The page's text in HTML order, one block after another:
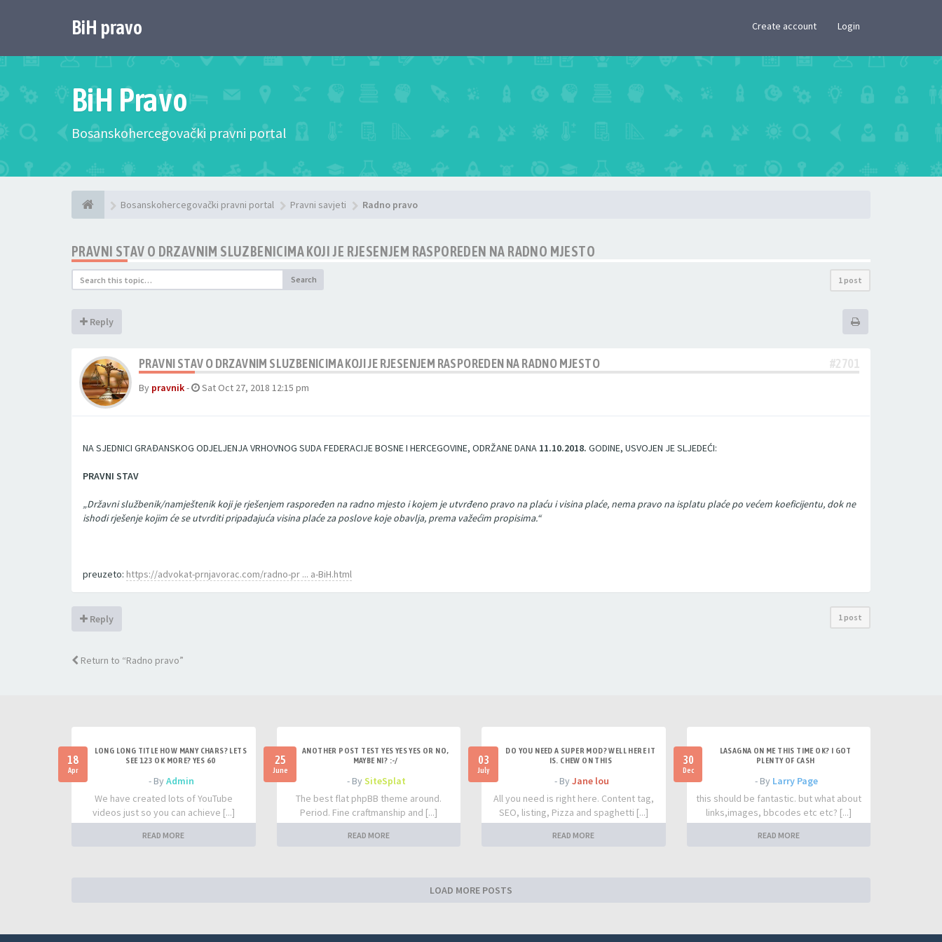
BiH pravo Create account Login
BiH Pravo
Bosanskohercegovački pravni portal
Bosanskohercegovački pravni portal Pravni savjeti Radno pravo
PRAVNI STAV O DRZAVNIM SLUZBENICIMA KOJI JE RJESENJEM RASPOREDEN NA RADNO MJESTO
Search 1 post
Reply
PRAVNI STAV O DRZAVNIM SLUZBENICIMA KOJI JE RJESENJEM RASPOREDEN NA RADNO MJESTO #2701
By pravnik- Sat Oct 27, 2018 12:15 pm
NA SJEDNICI GRAĐANSKOG ODJELJENJA VRHOVNOG SUDA FEDERACIJE BOSNE I HERCEGOVINE, ODRŽANE DANA 11.10.2018. GODINE, USVOJEN JE SLJEDEĆI:
PRAVNI STAV
„Državni službenik/namještenik koji je rješenjem raspoređen na radno mjesto i kojem je utvrđeno pravo na plaću i visina plaće, nema pravo na isplatu plaće po većem koeficijentu, dok ne
ishodi rješenje kojim će se utvrditi pripadajuća visina plaće za poslove koje obavlja, prema važećim propisima.“
preuzeto: https://advokat-prnjavorac.com/radno-pr ... a-BiH.html
Reply 1 post
Return to “Radno pravo”
18
Apr
LONG LONG TITLE HOW MANY CHARS? LETS
SEE 123 OK MORE? YES 60
- ByAdmin
We have created lots of YouTube
videos just so you can achieve [...]
READ MORE
25
June
ANOTHER POST TEST YES YES YES OR NO,
MAYBE NI? :-/
- BySiteSplat
The best flat phpBB theme around.
Period. Fine craftmanship and [...]
READ MORE
03
July
DO YOU NEED A SUPER MOD? WELL HERE IT
IS. CHEW ON THIS
- By Jane lou
All you need is right here. Content tag,
SEO, listing, Pizza and spaghetti [...]
READ MORE
30
Dec
LASAGNA ON ME THIS TIME OK? I GOT
PLENTY OF CASH
- By Larry Page
this should be fantastic. but what about
links,images, bbcodes etc etc? [...]
READ MORE
LOAD MORE POSTS